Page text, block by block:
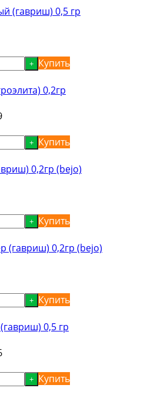
(гавриш) 0,5 гр
+ Купить
0,2гр
+ Купить
0,2гр (bejo)
+ Купить
(гавриш) 0,2гр (bejo)
+ Купить
0,5 гр
+ Купить